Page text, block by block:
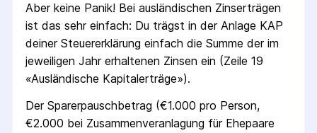
Aber keine Panik! Bei ausländischen Zins­erträgen
ist das sehr einfach: Du trägst in der Anlage KAP
deiner Steuer­erklärung einfach die Summe der im
jeweiligen Jahr erhaltenen Zinsen ein (Zeile 19
«Ausländische Kapital­erträge»).
Der Sparer­pausch­betrag (€1.000 pro Person,
€2.000 bei Zusammen­veranlagung für Ehepaare